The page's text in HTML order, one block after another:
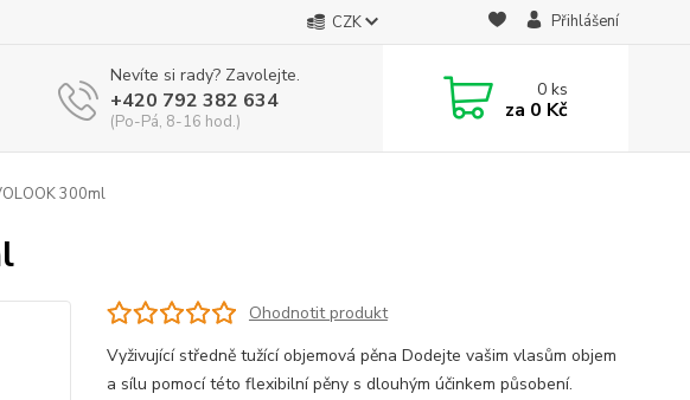
CZK Přihlášení
Nevíte si rady? Zavolejte.
+420 792 382 634
(Po-Pá, 8-16 hod.)
0ks
za 0 Kč
300ml
Ohodnotit produkt
Vyživující středně tužící objemová pěna Dodejte vašim vlasům objem
a sílu pomocí této flexibilní pěny s dlouhým účinkem působení.